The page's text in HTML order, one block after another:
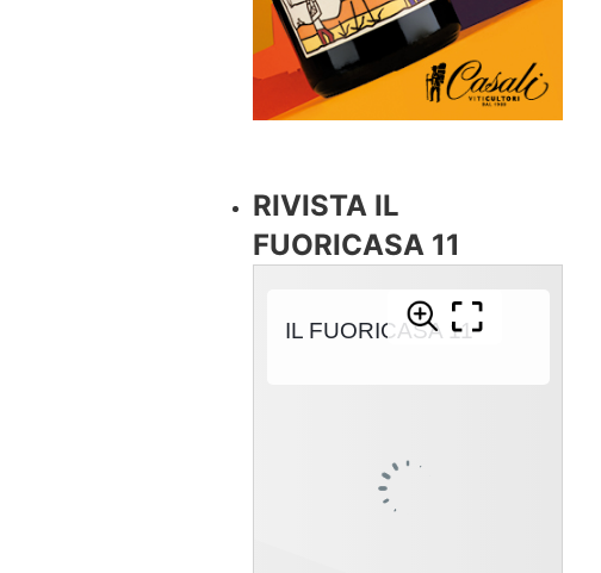
RIVISTA IL
FUORICASA 11